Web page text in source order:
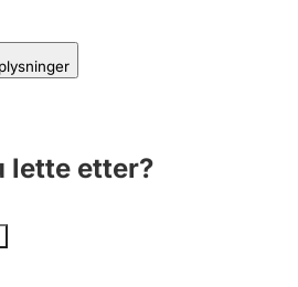
lette etter?